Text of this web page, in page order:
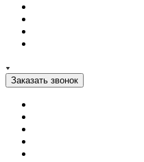
Заказать звонок